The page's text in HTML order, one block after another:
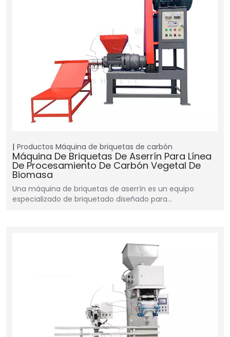
Productos Máquina de briquetas de carbón
Máquina De Briquetas De Aserrín Para Línea
De Procesamiento De Carbón Vegetal De
Biomasa
Una máquina de briquetas de aserrín es un equipo
especializado de briquetado diseñado para…